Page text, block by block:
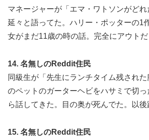
マネージャーが「エマ・ワトソンがど
延々と語ってた。ハリー・ポッターの1
女がまだ11歳の時の話。完全にアウトだ
14. 名無しのReddit住民
同級生が「先生にランチタイム残され
のペットのガーターヘビをハサミで切
ら話してきた。目の奥が死んでた。以後
15. 名無しのReddit住民